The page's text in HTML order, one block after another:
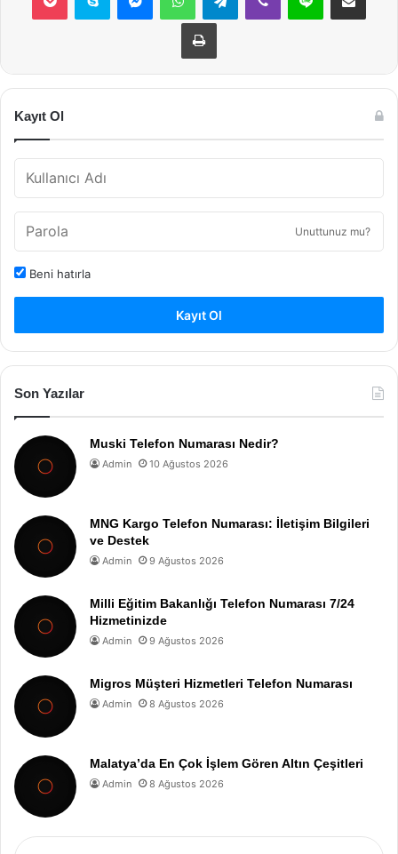
Yazdır
Kayıt Ol
Unuttunuz mu?
Beni hatırla
Kayıt Ol
Son Yazılar
Muski Telefon Numarası Nedir?
Admin 10 Ağustos 2026
MNG Kargo Telefon Numarası: İletişim Bilgileri
ve Destek
Admin 9 Ağustos 2026
Milli Eğitim Bakanlığı Telefon Numarası 7/24
Hizmetinizde
Admin 9 Ağustos 2026
Migros Müşteri Hizmetleri Telefon Numarası
Admin 8 Ağustos 2026
Malatya’da En Çok İşlem Gören Altın Çeşitleri
Admin 8 Ağustos 2026